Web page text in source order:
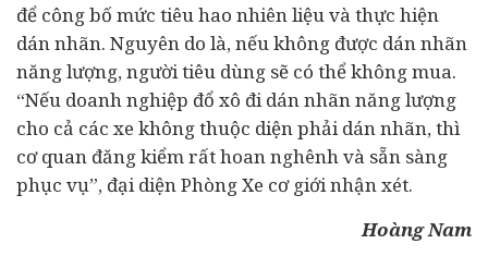
để công bố mức tiêu hao nhiên liệu và thực hiện
dán nhãn. Nguyên do là, nếu không được dán nhãn
năng lượng, người tiêu dùng sẽ có thể không mua.
“Nếu doanh nghiệp đổ xô đi dán nhãn năng lượng
cho cả các xe không thuộc diện phải dán nhãn, thì
cơ quan đăng kiểm rất hoan nghênh và sẵn sàng
phục vụ”, đại diện Phòng Xe cơ giới nhận xét.
Hoàng Nam